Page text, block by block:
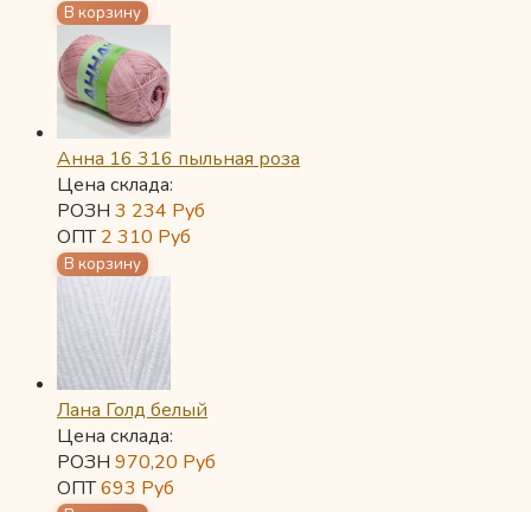
Анна 16 316 пыльная роза
Цена склада:
РОЗН 3 234 Руб
ОПТ2 310 Руб
Лана Голд белый
Цена склада:
РОЗН 970,20 Руб
ОПТ693 Руб